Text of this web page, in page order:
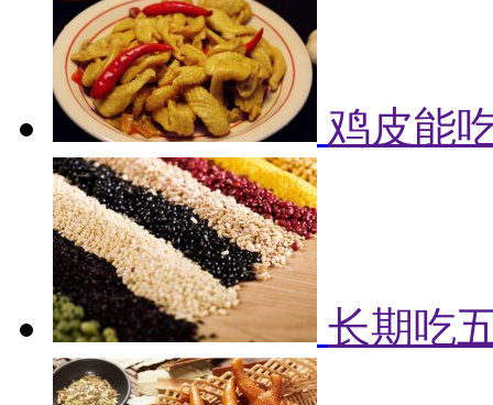
鸡皮能
长期吃